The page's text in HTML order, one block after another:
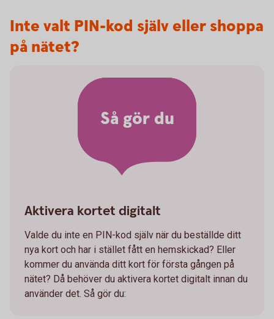
Inte valt PIN-kod själv eller shoppa
på nätet?
Så gör du
Aktivera kortet digitalt
Valde du inte en PIN-kod själv när du beställde ditt
nya kort och har i stället fått en hemskickad? Eller
kommer du använda ditt kort för första gången på
nätet? Då behöver du aktivera kortet digitalt innan du
använder det. Så gör du: